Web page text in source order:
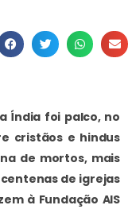
Índia foi palco, no
cristãos e hindus
de mortos, mais
de igrejas
à Fundação AIS